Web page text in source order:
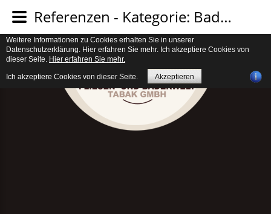
Verwendung von Cookies. Um unsere Webseite für Sie optimal zu gestalten
und fortlaufend verbessern zu können, verwenden wir Cookies. Durch die
Weitere Informationen zu Cookies erhalten Sie in unserer
Datenschutzerklärung. Hier erfahren Sie mehr. Ich akzeptiere Cookies von
dieser Seite. Hier erfahren Sie mehr.
Ich akzeptiere Cookies von dieser Seite. Akzeptieren
Referenzen - Kategorie: Badezimmer 3 ⁄⁄ Lauffen